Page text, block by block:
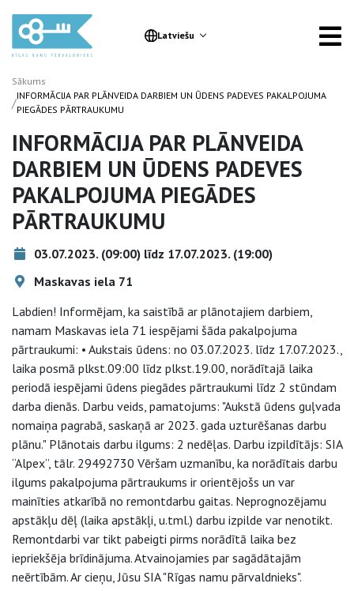
Latviešu
Sākums
/INFORMĀCIJA PAR PLĀNVEIDA DARBIEM UN ŪDENS PADEVES PAKALPOJUMA
PIEGĀDES PĀRTRAUKUMU
INFORMĀCIJA PAR PLĀNVEIDA
DARBIEM UN ŪDENS PADEVES
PAKALPOJUMA PIEGĀDES
PĀRTRAUKUMU
03.07.2023. (09:00) līdz 17.07.2023. (19:00)
Maskavas iela 71
Labdien! Informējam, ka saistībā ar plānotajiem darbiem,
namam Maskavas iela 71 iespējami šāda pakalpojuma
pārtraukumi: • Aukstais ūdens: no 03.07.2023. līdz 17.07.2023.,
laika posmā plkst.09:00 līdz plkst.19.00, norādītajā laika
periodā iespējami ūdens piegādes pārtraukumi līdz 2 stūndam
darba dienās. Darbu veids, pamatojums: "Aukstā ūdens guļvada
nomaiņa pagrabā, saskaņā ar 2023. gada uzturēšanas darbu
plānu." Plānotais darbu ilgums: 2 nedēļas. Darbu izpildītājs: SIA
“Alpex”, tālr. 29492730 Vēršam uzmanību, ka norādītais darbu
ilgums pakalpojuma pārtraukums ir orientējošs un var
mainīties atkarībā no remontdarbu gaitas. Neprognozējamu
apstākļu dēļ (laika apstākļi, u.tml.) darbu izpilde var nenotikt.
Remontdarbi var tikt pabeigti pirms norādītā laika bez
iepriekšēja brīdinājuma. Atvainojamies par sagādātajām
neērtībām. Ar cieņu, Jūsu SIA "Rīgas namu pārvaldnieks".